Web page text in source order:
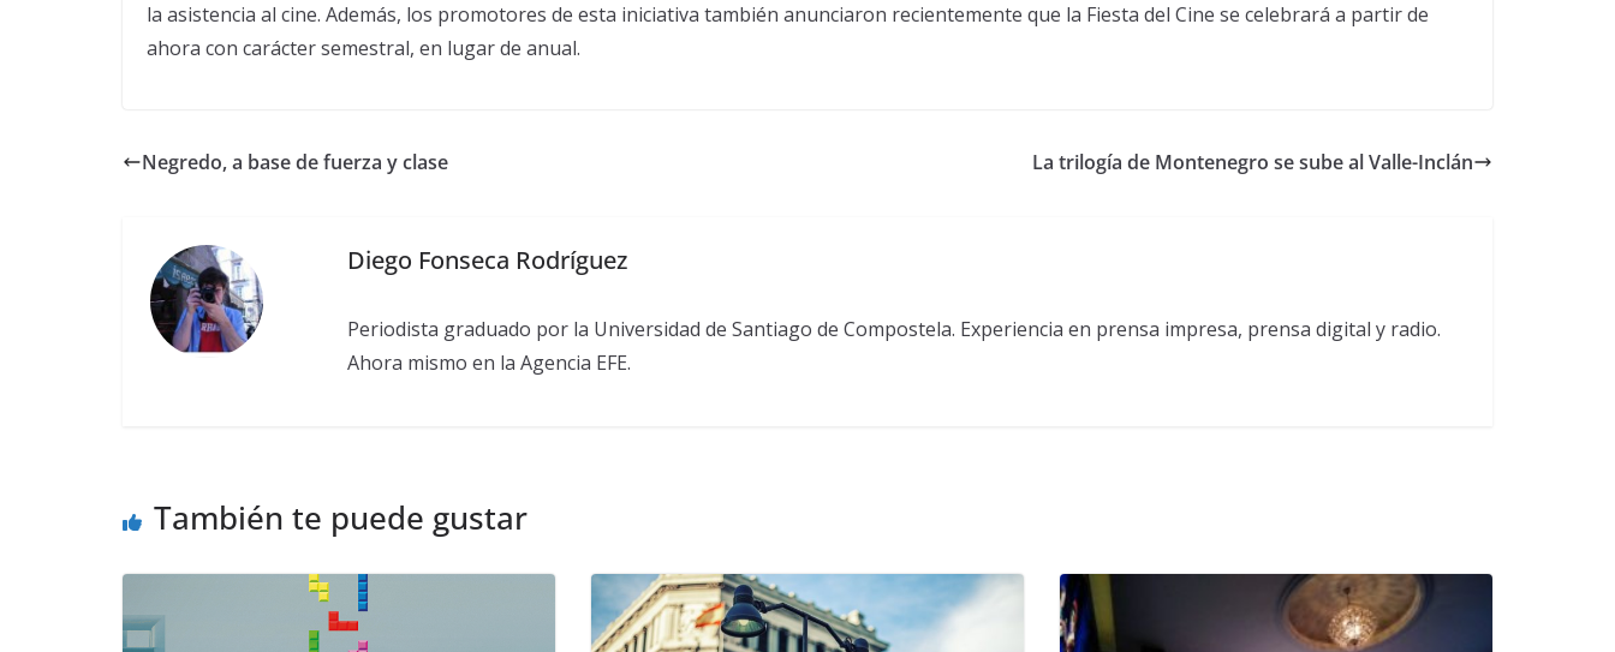
la asistencia al cine. Además, los promotores de esta iniciativa también anunciaron recientemente que la Fiesta del Cine se celebrará a partir de
ahora con carácter semestral, en lugar de anual.
Negredo, a base de fuerza y clase La trilogía de Montenegro se sube al Valle-Inclán
Diego Fonseca Rodríguez
Periodista graduado por la Universidad de Santiago de Compostela. Experiencia en prensa impresa, prensa digital y radio.
Ahora mismo en la Agencia EFE.
También te puede gustar